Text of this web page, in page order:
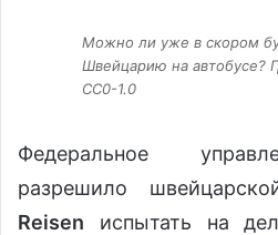
Можно ли уже в скором
Швейцарию на автобусе?
CC0-1.0
Федеральное
разрешило
Reisen испытать на